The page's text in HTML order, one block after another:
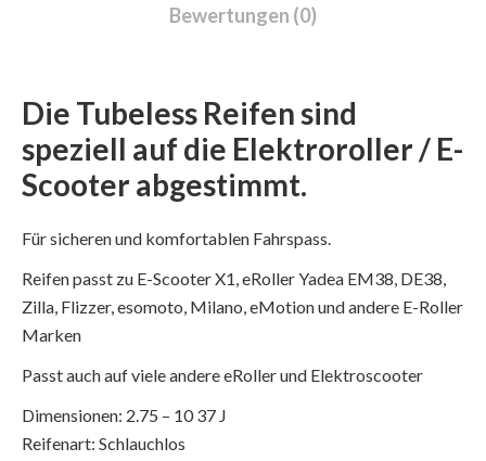
Bewertungen (0)
Die Tubeless Reifen sind
speziell auf die Elektroroller / E-
Scooter abgestimmt.
Für sicheren und komfortablen Fahrspass.
Reifen passt zu E-Scooter X1, eRoller Yadea EM38, DE38,
Zilla, Flizzer, esomoto, Milano, eMotion und andere E-Roller
Marken
Passt auch auf viele andere eRoller und Elektroscooter
Dimensionen: 2.75 – 10 37 J
Reifenart: Schlauchlos